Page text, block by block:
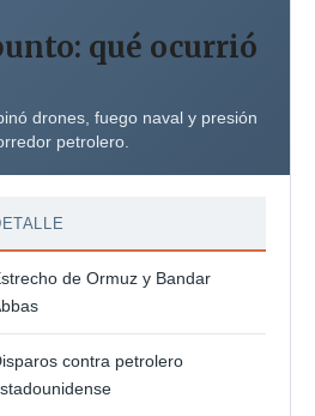
qué ocurrió
drones, fuego naval y presión
petrolero.
de Ormuz y Bandar
contra petrolero